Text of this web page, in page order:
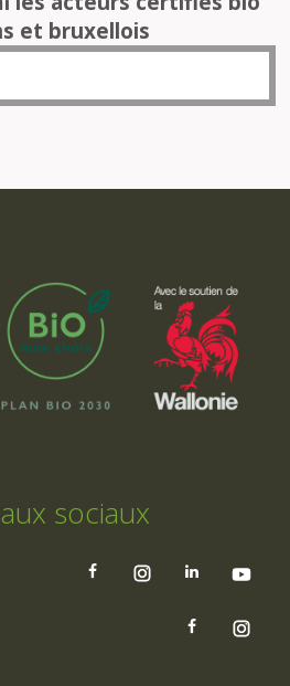
et bruxellois
sociaux